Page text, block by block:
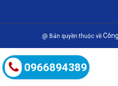
0966894389
@ Bản quyền thuộc về